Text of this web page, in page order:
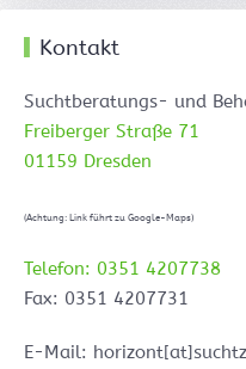
Kontakt
Suchtberatungs- und
Freiberger Straße 71
01159 Dresden
(Achtung: Link führt zu Google-Maps)
Telefon: 0351 4207738
Fax: 0351 4207731
E-Mail: